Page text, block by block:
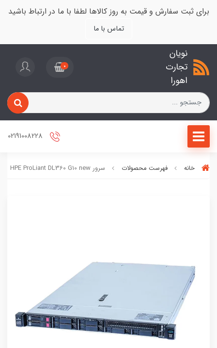
برای ثبت سفارش و قیمت به روز کالاها لطفا با ما در ارتباط باشید
تماس با ما
نویان
تجارت
اهورا
0
خانه فهرست محصولات سرور HPE ProLiant DL360 G10 new